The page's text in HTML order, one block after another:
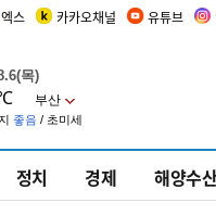
엑스 카카오채널 유튜브
정치 경제 해양수